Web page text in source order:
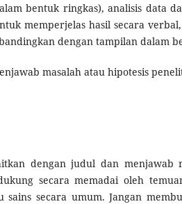
bentuk ringkas), analisis data
memperjelas hasil secara
dengan tampilan dalam
masalah atau hipotesis
dengan judul dan menjawab
secara memadai oleh
secara umum. Jangan